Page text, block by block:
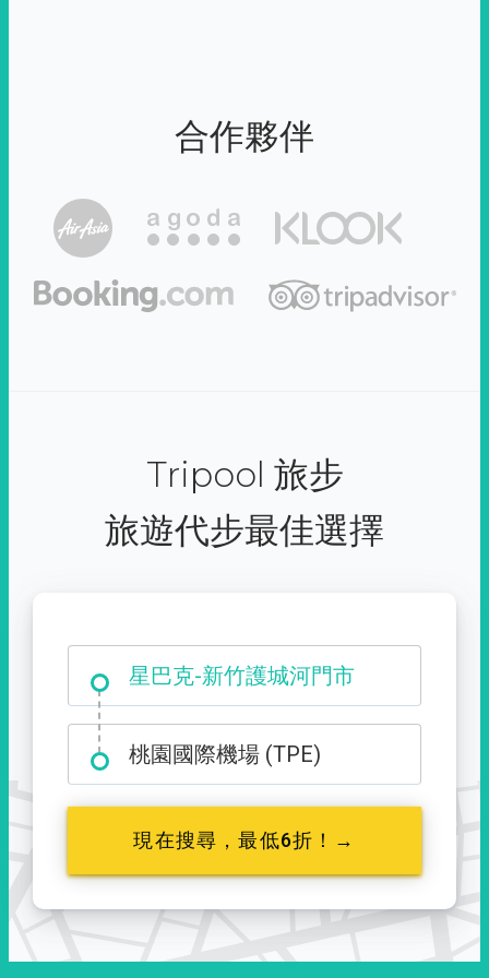
合作夥伴
Tripool 旅步
旅遊代步最佳選擇
星巴克-新竹護城河門市
大霸尖山登山口
桃園國際機場 (TPE)
現在搜尋，最低6折！→